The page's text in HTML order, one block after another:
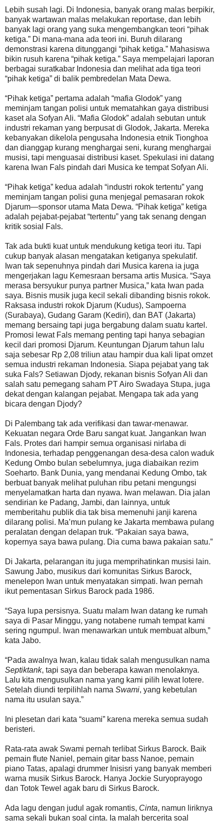
Lebih susah lagi. Di Indonesia, banyak orang malas berpikir,
banyak wartawan malas melakukan reportase, dan lebih
banyak lagi orang yang suka mengembangkan teori “pihak
ketiga.” Di mana-mana ada teori ini. Buruh dilarang
demonstrasi karena ditunggangi “pihak ketiga.” Mahasiswa
bikin rusuh karena “pihak ketiga.” Saya mempelajari laporan
berbagai suratkabar Indonesia dan melihat ada tiga teori
“pihak ketiga” di balik pembredelan Mata Dewa.
“Pihak ketiga” pertama adalah “mafia Glodok” yang
meminjam tangan polisi untuk mematahkan gaya distribusi
kaset ala Sofyan Ali. “Mafia Glodok” adalah sebutan untuk
industri rekaman yang berpusat di Glodok, Jakarta. Mereka
kebanyakan dikelola pengusaha Indonesia etnik Tionghoa
dan dianggap kurang menghargai seni, kurang menghargai
musisi, tapi menguasai distribusi kaset. Spekulasi ini datang
karena Iwan Fals pindah dari Musica ke tempat Sofyan Ali.
“Pihak ketiga” kedua adalah “industri rokok tertentu” yang
meminjam tangan polisi guna menjegal pemasaran rokok
Djarum—sponsor utama Mata Dewa. “Pihak ketiga” ketiga
adalah pejabat-pejabat “tertentu” yang tak senang dengan
kritik sosial Fals.
Tak ada bukti kuat untuk mendukung ketiga teori itu. Tapi
cukup banyak alasan mengatakan ketiganya spekulatif.
Iwan tak sepenuhnya pindah dari Musica karena ia juga
mengerjakan lagu Kemesraan bersama artis Musica. “Saya
merasa bersyukur punya partner Musica,” kata Iwan pada
saya. Bisnis musik juga kecil sekali dibanding bisnis rokok.
Raksasa industri rokok Djarum (Kudus), Sampoerna
(Surabaya), Gudang Garam (Kediri), dan BAT (Jakarta)
memang bersaing tapi juga bergabung dalam suatu kartel.
Promosi lewat Fals memang penting tapi hanya sebagian
kecil dari promosi Djarum. Keuntungan Djarum tahun lalu
saja sebesar Rp 2,08 triliun atau hampir dua kali lipat omzet
semua industri rekaman Indonesia. Siapa pejabat yang tak
suka Fals? Setiawan Djody, rekanan bisnis Sofyan Ali dan
salah satu pemegang saham PT Airo Swadaya Stupa, juga
dekat dengan kalangan pejabat. Mengapa tak ada yang
bicara dengan Djody?
Di Palembang tak ada verifikasi dan tawar-menawar.
Kekuatan negara Orde Baru sangat kuat. Jangankan Iwan
Fals. Protes dari hampir semua organisasi nirlaba di
Indonesia, terhadap penggenangan desa-desa calon waduk
Kedung Ombo bulan sebelumnya, juga diabaikan rezim
Soeharto. Bank Dunia, yang mendanai Kedung Ombo, tak
berbuat banyak melihat puluhan ribu petani mengungsi
menyelamatkan harta dan nyawa. Iwan melawan. Dia jalan
sendirian ke Padang, Jambi, dan lainnya, untuk
memberitahu publik dia tak bisa memenuhi janji karena
dilarang polisi. Ma’mun pulang ke Jakarta membawa pulang
peralatan dengan delapan truk. “Pakaian saya bawa,
kopernya saya bawa pulang. Dia cuma bawa pakaian satu.”
Di Jakarta, pelarangan itu juga memprihatinkan musisi lain.
Sawung Jabo, musikus dari komunitas Sirkus Barock,
menelepon Iwan untuk menyatakan simpati. Iwan pernah
ikut pementasan Sirkus Barock pada 1986.
“Saya lupa persisnya. Suatu malam Iwan datang ke rumah
saya di Pasar Minggu, yang notabene rumah tempat kami
sering ngumpul. Iwan menawarkan untuk membuat album,”
kata Jabo.
“Pada awalnya Iwan, kalau tidak salah mengusulkan nama
Septiktank, tapi saya dan beberapa kawan menolaknya.
Lalu kita mengusulkan nama yang kami pilih lewat lotere.
Setelah diundi terpilihlah nama Swami, yang kebetulan
nama itu usulan saya.”
Ini plesetan dari kata “suami” karena mereka semua sudah
beristeri.
Rata-rata awak Swami pernah terlibat Sirkus Barock. Baik
pemain flute Naniel, pemain gitar bass Nanoe, pemain
piano Tatas, apalagi drummer Inisisri yang banyak memberi
warna musik Sirkus Barock. Hanya Jockie Suryoprayogo
dan Totok Tewel agak baru di Sirkus Barock.
Ada lagu dengan judul agak romantis, Cinta, namun liriknya
sama sekali bukan soal cinta. Ia malah bercerita soal